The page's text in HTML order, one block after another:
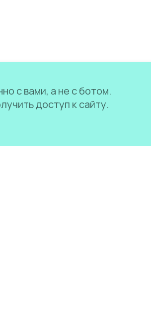
с вами, а не с ботом.
доступ к сайту.